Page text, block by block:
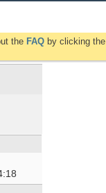
the FAQ by clicking